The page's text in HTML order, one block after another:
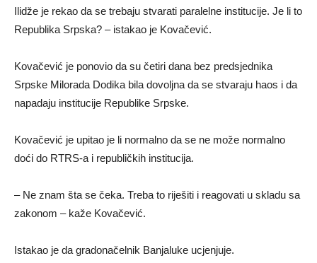
Ilidže je rekao da se trebaju stvarati paralelne institucije. Јe li to
Republika Srpska? – istakao je Kovačević.
Kovačević je ponovio da su četiri dana bez predsjednika
Srpske Milorada Dodika bila dovoljna da se stvaraju haos i da
napadaju institucije Republike Srpske.
Kovačević je upitao je li normalno da se ne može normalno
doći do RTRS-a i republičkih institucija.
– Ne znam šta se čeka. Treba to riješiti i reagovati u skladu sa
zakonom – kaže Kovačević.
Istakao je da gradonačelnik Banjaluke ucjenjuje.